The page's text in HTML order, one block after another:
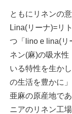
ともにリネンの
Lina(リーナ)=リ
つ「lino e lina(リ
ネン(麻)の吸水性
いる特性を生か
の生活を豊かに
亜麻の原産地で
ニアのリネン工